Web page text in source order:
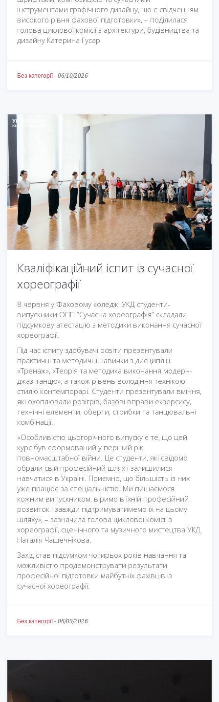
інструментами графічного дизайну, що є свідченням
високого рівня фахової підготовки», – поділилася
голова циклової комісії з архітектури, будівництва та
дизайну Катерина Гусар
Без категорії- 06/10/2026
Кваліфікаційний іспит із сучасної
хореографії
8 червня у Фаховому коледжі УКД студенти-
випускники ОПП “Сучасна хореографія” складали
підсумкову атестацію з методики виконання сучасної
хореографії.
Під час іспиту здобувачі освіти презентували
практичні та методичні навички з дисциплін
«Тренаж», «Теорія та методика виконання модерн-
джаз-танцю», а також рівень володіння технікою
стилю контемпорарі. Студенти презентували вміння,
які охоплювали розігрів, базові вправи екзерсису,
технічні елементи, оберти, стрибки та танцювальні
комбінації.
«Особливістю цьогорічного випуску є те, що цей
курс був сформований у перший рік
повномасштабної війни. Це студенти, які свідомо
обрали свій професійний шлях і залишилися
навчатися в Україні. Приємно, що більшість із них
уже працює за спеціальністю. Ми пишаємося
кожним випускником, віримо в їхній професійний
розвиток і завжди підтримуватимемо їх на цьому
шляху», – зазначила голова циклової комісії з
хореографії, сценічного та музичного мистецтва УКД
Наталія Чашечнікова.
Захід став підсумком чотирьох років навчання та
можливістю продемонструвати результати
професійної підготовки майбутніх фахівців із
сучасної хореографії.
Без категорії- 06/09/2026